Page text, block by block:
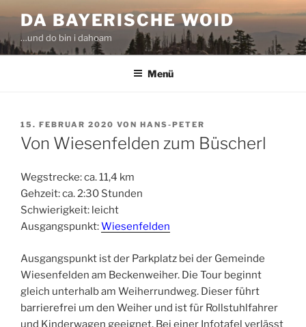
Inhalt
springen
DA BAYERISCHE WOID
…und do bin i dahoam
Menü
VERÖFFENTLICHT
AM
15. FEBRUAR 2020 VON HANS-PETER
Von Wiesenfelden zum Büscherl
Wegstrecke: ca. 11,4 km
Gehzeit: ca. 2:30 Stunden
Schwierigkeit: leicht
Ausgangspunkt:Wiesenfelden
Ausgangspunkt ist der Parkplatz bei der Gemeinde
Wiesenfelden am Beckenweiher. Die Tour beginnt
gleich unterhalb am Weiherrundweg. Dieser führt
barrierefrei um den Weiher und ist für Rollstuhlfahrer
und Kinderwagen geeignet. Bei einer Infotafel verlässt